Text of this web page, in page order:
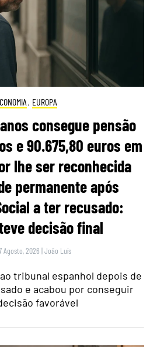
, EUROPA
consegue pensão
e 90.675,80 euros em
lhe ser reconhecida
permanente após
a ter recusado:
decisão final
Agosto, 2026 |João Luís
tribunal espanhol depois de
e acabou por conseguir
favorável